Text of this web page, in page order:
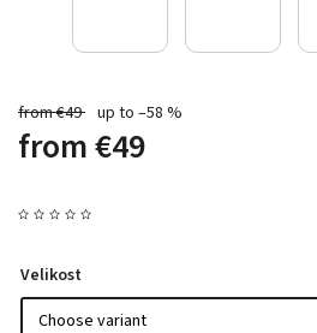
from €49 up to –58 %
from€49
Velikost